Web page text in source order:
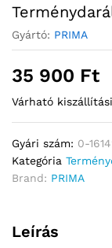
Gyártó: PRIMA
35 900 Ft
Várható
Gyári szám: 0-
Kategória
Brand: PRIMA
Leírás